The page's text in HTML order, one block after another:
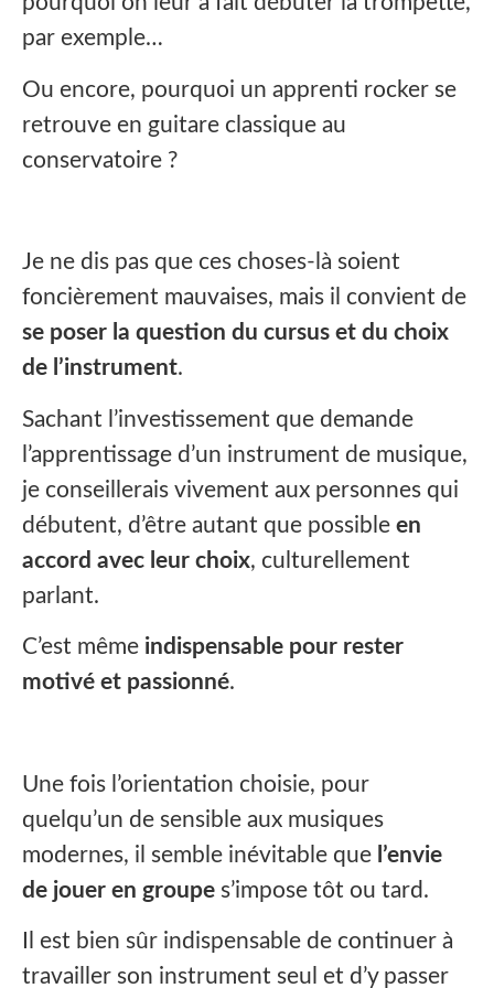
par exemple…
Ou encore, pourquoi un apprenti rocker se
retrouve en guitare classique au
conservatoire ?
Je ne dis pas que ces choses-là soient
foncièrement mauvaises, mais il convient de
se poser la question du cursus et du choix
de l’instrument.
Sachant l’investissement que demande
l’apprentissage d’un instrument de musique,
je conseillerais vivement aux personnes qui
débutent, d’être autant que possible en
accord avec leur choix, culturellement
parlant.
C’est même indispensable pour rester
motivé et passionné.
Une fois l’orientation choisie, pour
quelqu’un de sensible aux musiques
modernes, il semble inévitable que l’envie
de jouer en groupe s’impose tôt ou tard.
Il est bien sûr indispensable de continuer à
travailler son instrument seul et d’y passer